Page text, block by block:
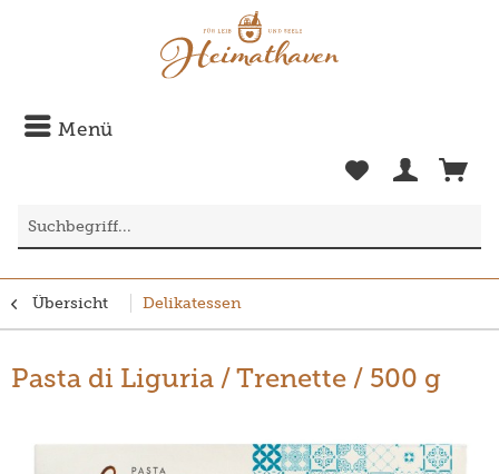
Menü
Übersicht Delikatessen
Pasta di Liguria / Trenette / 500 g